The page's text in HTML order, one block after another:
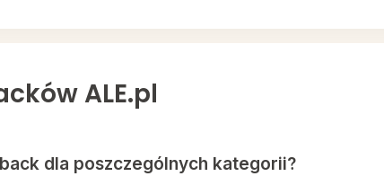
się na przejrzystości. Promocje w ale.pl to realne
biznes. Sklep jest w całości polską firmą,
ALE.pl
dla poszczególnych kategorii?